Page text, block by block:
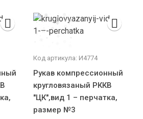
Код артикула: И4774
Рукав компрессионный
кругловязаный РККВ
"ЦК",вид 1 – перчатка,
размер №3